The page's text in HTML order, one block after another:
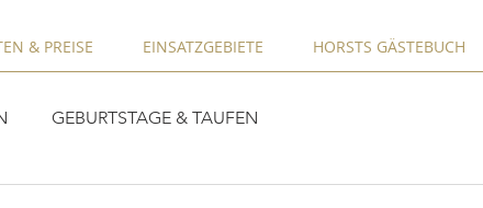
& PREISE EINSATZGEBIETE HORSTS GÄSTEBUCH
GEBURTSTAGE & TAUFEN